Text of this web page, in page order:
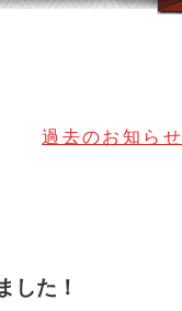
過去のお知らせ
した！